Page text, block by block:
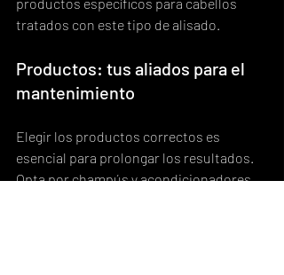
tratados con este tipo de alisado.
Productos: tus aliados para el
mantenimiento
Elegir los productos correctos es
esencial para prolongar los resultados.
Opta por champús y acondicionadores